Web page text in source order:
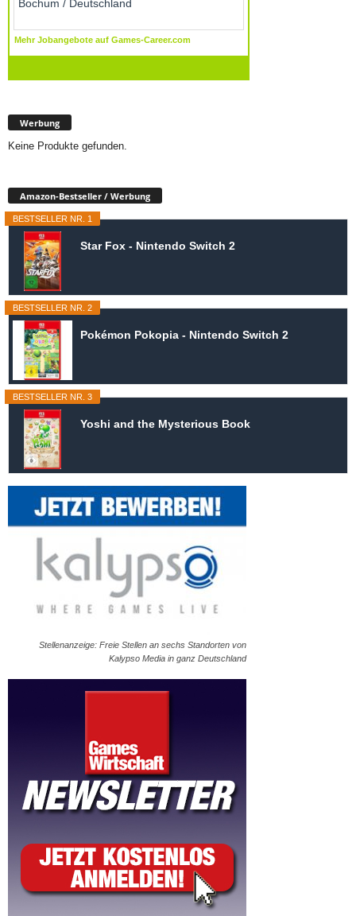
Werbung
Keine Produkte gefunden.
Amazon-Bestseller / Werbung
BESTSELLER NR. 1
Star Fox - Nintendo Switch 2
BESTSELLER NR. 2
Pokémon Pokopia - Nintendo Switch 2
BESTSELLER NR. 3
Yoshi and the Mysterious Book
Stellenanzeige: Freie Stellen an sechs Standorten von
Kalypso Media in ganz Deutschland